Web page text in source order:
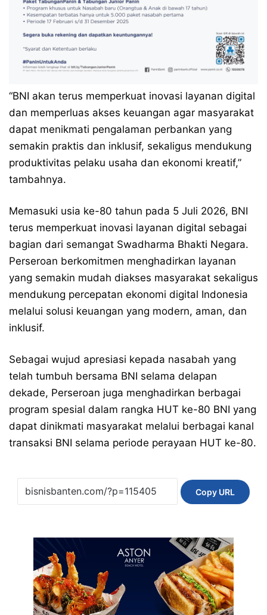
“BNI akan terus memperkuat inovasi layanan digital
dan memperluas akses keuangan agar masyarakat
dapat menikmati pengalaman perbankan yang
semakin praktis dan inklusif, sekaligus mendukung
produktivitas pelaku usaha dan ekonomi kreatif,”
tambahnya.
Memasuki usia ke-80 tahun pada 5 Juli 2026, BNI
terus memperkuat inovasi layanan digital sebagai
bagian dari semangat Swadharma Bhakti Negara.
Perseroan berkomitmen menghadirkan layanan
yang semakin mudah diakses masyarakat sekaligus
mendukung percepatan ekonomi digital Indonesia
melalui solusi keuangan yang modern, aman, dan
inklusif.
Sebagai wujud apresiasi kepada nasabah yang
telah tumbuh bersama BNI selama delapan
dekade, Perseroan juga menghadirkan berbagai
program spesial dalam rangka HUT ke-80 BNI yang
dapat dinikmati masyarakat melalui berbagai kanal
transaksi BNI selama periode perayaan HUT ke-80.
Copy URL